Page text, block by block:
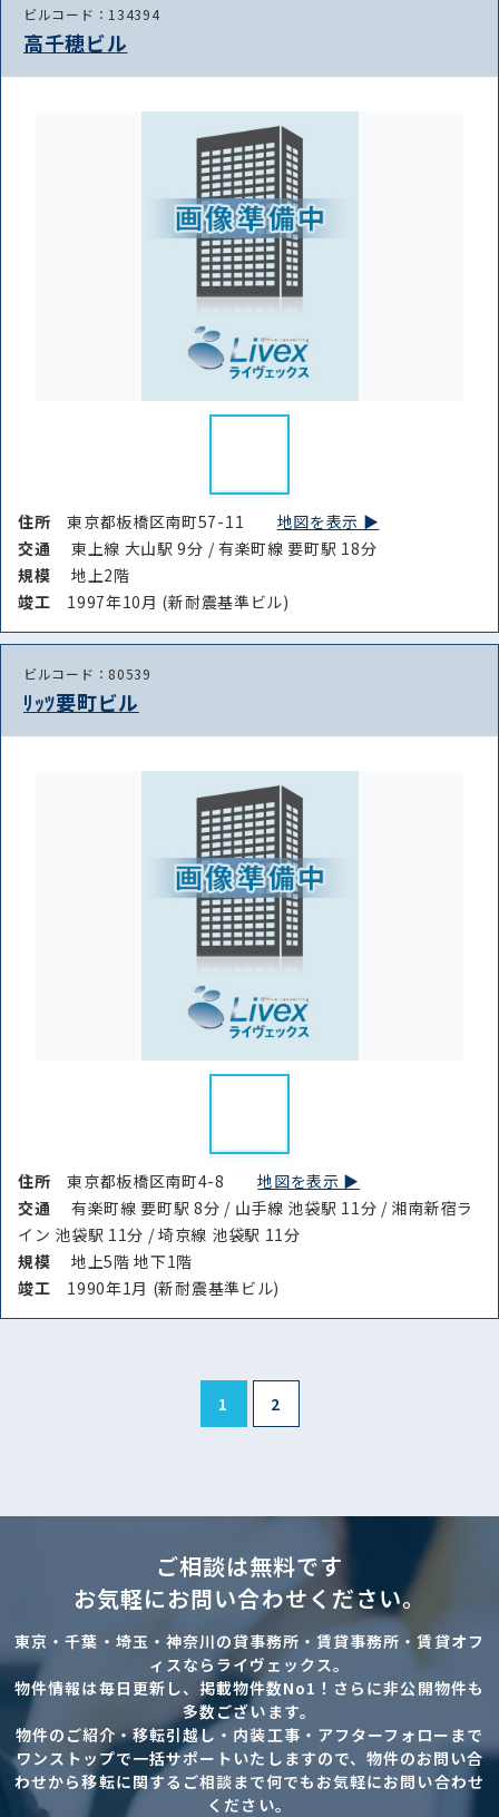
ビルコード：134394
高千穂ビル
住所東京都板橋区南町57-11 地図を表示 ▶︎
交通
東上線 大山駅 9分 / 有楽町線 要町駅 18分
規模
地上2階
竣⼯ 1997年10月 (新耐震基準ビル)
ビルコード：80539
ﾘｯﾂ要町ビル
住所東京都板橋区南町4-8地図を表示 ▶︎
交通
有楽町線 要町駅 8分 / 山手線 池袋駅 11分 / 湘南新宿ラ
イン 池袋駅 11分 / 埼京線 池袋駅 11分
規模
地上5階 地下1階
竣⼯ 1990年1月 (新耐震基準ビル)
1 2
ご相談は無料です
お気軽にお問い合わせください。
東京・千葉・埼玉・神奈川の貸事務所・賃貸事務所・賃貸オフ
ィスならライヴェックス。
物件情報は毎日更新し、掲載物件数No1！さらに非公開物件も
多数ございます。
物件のご紹介・移転引越し・内装工事・アフターフォローまで
ワンストップで一括サポートいたしますので、物件のお問い合
わせから移転に関するご相談まで何でもお気軽にお問い合わせ
ください。